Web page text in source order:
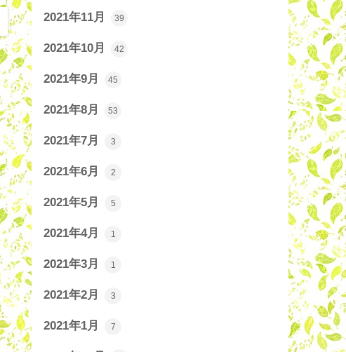
2021年11月 39
2021年10月 42
2021年9月 45
2021年8月 53
2021年7月 3
2021年6月 2
2021年5月 5
2021年4月 1
2021年3月 1
2021年2月 3
2021年1月 7